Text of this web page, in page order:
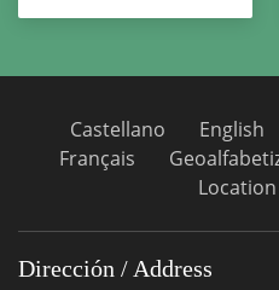
Castellano English
Français
Location
Dirección / Address